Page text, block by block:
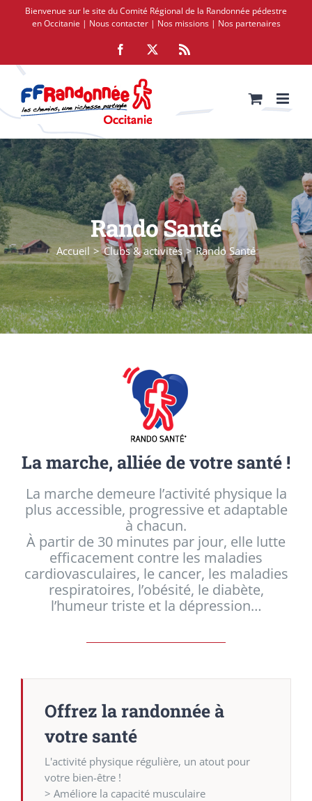
PasserBienvenue sur le site du Comité Régional de la Randonnée pédestre
en Occitanie | Nous contacter| Nos missions| Nos partenaires
Facebook Rss
Rando Santé
Accueil Clubs & activités Rando Santé
La marche, alliée de votre santé !
La marche demeure l’activité physique la
plus accessible, progressive et adaptable
à chacun.
À partir de 30 minutes par jour, elle lutte
efficacement contre les maladies
cardiovasculaires, le cancer, les maladies
respiratoires, l’obésité, le diabète,
l’humeur triste et la dépression…
Offrez la randonnée à
votre santé
L'activité physique régulière, un atout pour
votre bien-être !
> Améliore la capacité musculaire